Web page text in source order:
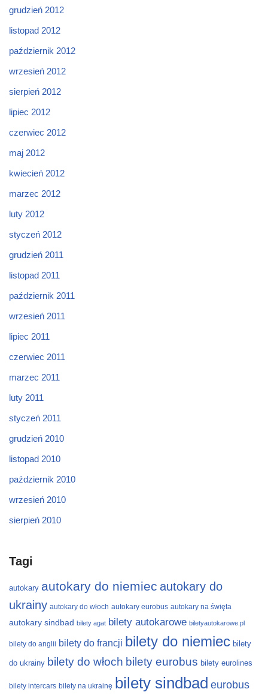
grudzień 2012
listopad 2012
październik 2012
wrzesień 2012
sierpień 2012
lipiec 2012
czerwiec 2012
maj 2012
kwiecień 2012
marzec 2012
luty 2012
styczeń 2012
grudzień 2011
listopad 2011
październik 2011
wrzesień 2011
lipiec 2011
czerwiec 2011
marzec 2011
luty 2011
styczeń 2011
grudzień 2010
listopad 2010
październik 2010
wrzesień 2010
sierpień 2010
Tagi
autokary autokary do niemiec autokary do
ukrainy autokary do włoch autokary eurobus autokary na święta
autokary sindbad bilety agat bilety autokarowe biletyautokarowe.pl
bilety do anglii bilety do francji bilety do niemiec bilety
do ukrainy bilety do włoch bilety eurobus bilety eurolines
bilety intercars bilety na ukrainę bilety sindbad eurobus